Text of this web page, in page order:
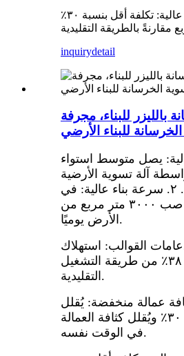
٥. فائدة اقتصادية عالية: تكلفة أقل بنسبة ٣٠٪
inquirydetail
بالليزر للبناء، مجرفة
للبناء الأرضي
يصل متوسط ​​استواء
آلة تسوية الأرضية
بالليزر إلى ٢ مم. ٢. سرعة بناء عالية: في
المتوسط، يُمكن صب ٣٠٠٠ متر مربع من
الأرض يوميًا.
القوالب: استهلاك
القوالب لا يتجاوز ٣٨٪ من طريقة التشغيل
التقليدية.
عمالة منخفضة: يُقلل
عدد العمال بنسبة ٣٠٪ ويُقلل كثافة العمالة
في الوقت نفسه.